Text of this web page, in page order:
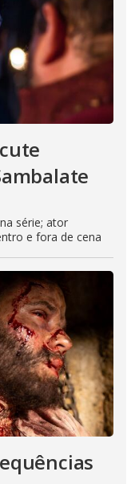
série; ator
e fora de cena